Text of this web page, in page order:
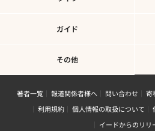
ガイド
その他
著者一覧 報道関係者様へ 問い合わせ 寄
利用規約
個人情報の取扱について
イードからのリリ